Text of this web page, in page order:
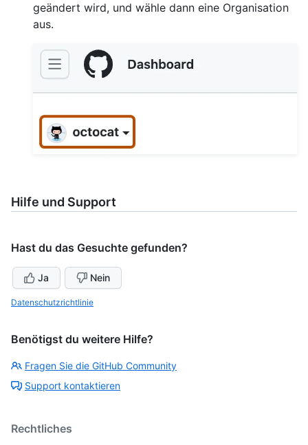
geändert wird, und wähle dann eine Organisation
aus.
Hilfe und Support
Hast du das Gesuchte gefunden?
Ja Nein
Datenschutzrichtlinie
Benötigst du weitere Hilfe?
Fragen Sie die GitHub Community
Support kontaktieren
Rechtliches